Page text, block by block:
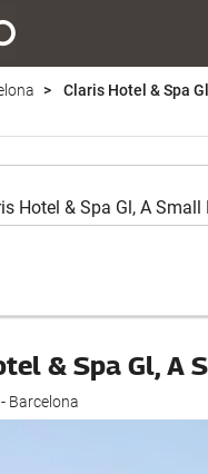
Claris Hotel & Spa
& Spa Gl, A
Barcelona